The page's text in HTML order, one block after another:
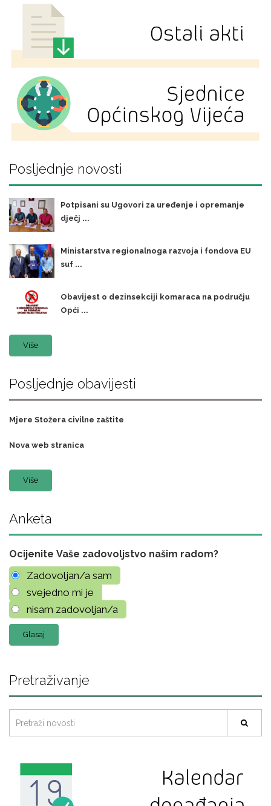
Posljednje novosti
Potpisani su Ugovori za uređenje i opremanje
dječj ...
Ministarstva regionalnoga razvoja i fondova EU
suf ...
Obavijest o dezinsekciji komaraca na području
Opći ...
Više
Posljednje obavijesti
Mjere Stožera civilne zaštite
Nova web stranica
Više
Anketa
Ocijenite Vaše zadovoljstvo našim radom?
Zadovoljan/a sam
svejedno mi je
nisam zadovoljan/a
Pretraživanje